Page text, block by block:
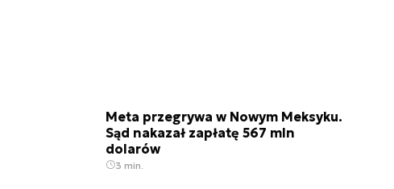
Meta przegrywa w Nowym Meksyku.
Sąd nakazał zapłatę 567 mln
dolarów
3 min.